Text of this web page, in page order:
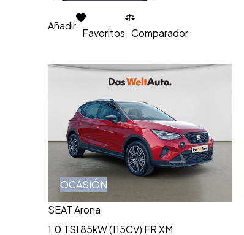
Añadir
Favoritos Comparador
OCASIÓN
SEAT Arona
1.0 TSI 85kW (115CV) FR XM